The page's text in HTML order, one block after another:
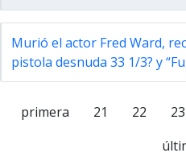
Murió el actor Fred Ward,
pistola desnuda 33 1/3? y
primera 21 22 23